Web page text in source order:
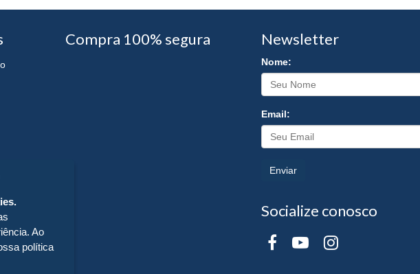
Compra 100% segura Newsletter
Nome:
Email:
Enviar
Socialize conosco
Ao
política